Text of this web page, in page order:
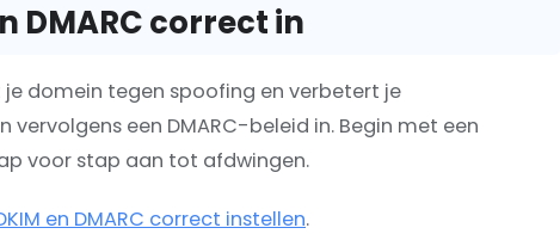
DMARC correct in
domein tegen spoofing en verbetert je
vervolgens een DMARC-beleid in. Begin met een
voor stap aan tot afdwingen.
en DMARC correct instellen.